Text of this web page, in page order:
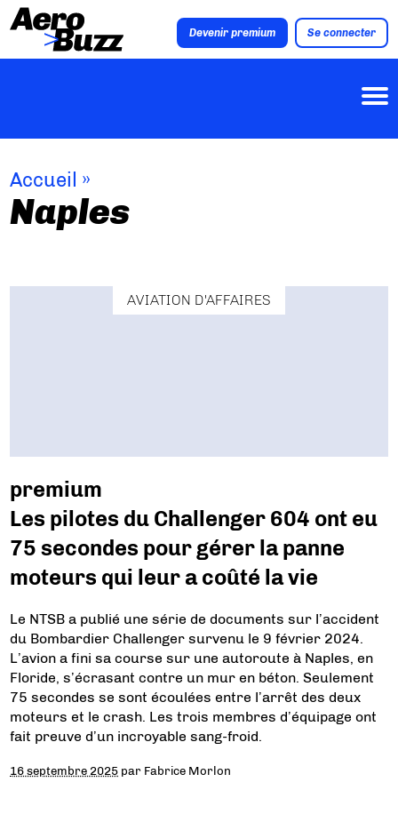
Devenir premium Se connecter
Accueil »
Naples
AVIATION D'AFFAIRES
premium
Les pilotes du Challenger 604 ont eu
75 secondes pour gérer la panne
moteurs qui leur a coûté la vie
Le NTSB a publié une série de documents sur l’accident
du Bombardier Challenger survenu le 9 février 2024.
L’avion a fini sa course sur une autoroute à Naples, en
Floride, s’écrasant contre un mur en béton. Seulement
75 secondes se sont écoulées entre l’arrêt des deux
moteurs et le crash. Les trois membres d’équipage ont
fait preuve d’un incroyable sang-froid.
16 septembre 2025 par Fabrice Morlon